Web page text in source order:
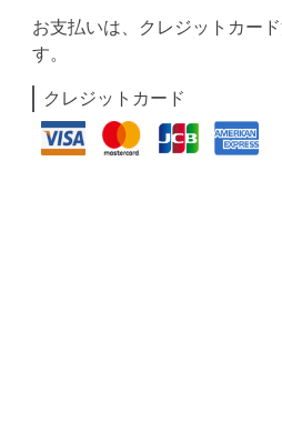
お支払いは、クレジットカー
す。
クレジットカード